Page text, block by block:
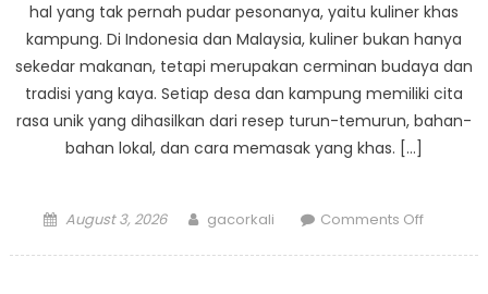
hal yang tak pernah pudar pesonanya, yaitu kuliner khas
kampung. Di Indonesia dan Malaysia, kuliner bukan hanya
sekedar makanan, tetapi merupakan cerminan budaya dan
tradisi yang kaya. Setiap desa dan kampung memiliki cita
rasa unik yang dihasilkan dari resep turun-temurun, bahan-
bahan lokal, dan cara memasak yang khas. […]
Posted
August 3, 2026 Author
gacorkali Comments Offon